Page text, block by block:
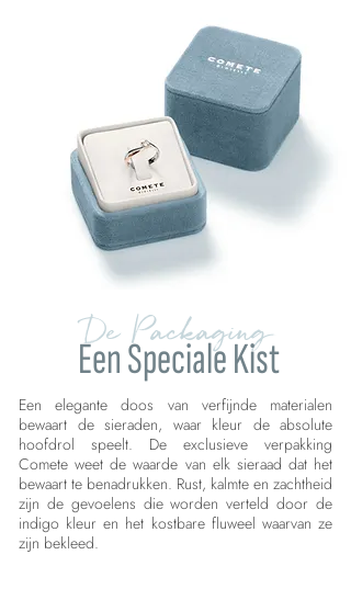
De Packaging
Een Speciale Kist
Een elegante doos van verfijnde materialen
bewaart de sieraden, waar kleur de absolute
hoofdrol speelt. De exclusieve verpakking
Comete weet de waarde van elk sieraad dat het
bewaart te benadrukken. Rust, kalmte en zachtheid
zijn de gevoelens die worden verteld door de
indigo kleur en het kostbare fluweel waarvan ze
zijn bekleed.